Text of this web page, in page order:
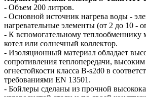
- Объем 200 литров.
- Основной источник нагрева воды -
нагревательные элементы (от 2 до 10 -
- К вспомогательному
котел или солнечный коллектор.
- Изоляционный материал обладает
сопротивления теплопередачи,
огнестойкости класса B-s2d0 в
требованиями EN 13501.
- Бойлеры сделаны из прочной